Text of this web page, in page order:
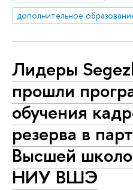
дополнительное
Лидеры
прошли
обучения
резерва в
Высшей
НИУ ВШЭ